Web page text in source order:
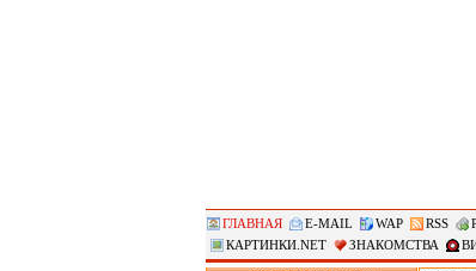
ГЛАВНАЯ E-MAIL WAP RSS
КАРТИНКИ.NET
ЗНАКОМСТВА